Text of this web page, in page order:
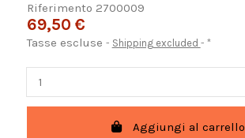
Riferimento 2700009
69,50 €
Tasse escluse Shipping excluded *
Aggiungi al carrello